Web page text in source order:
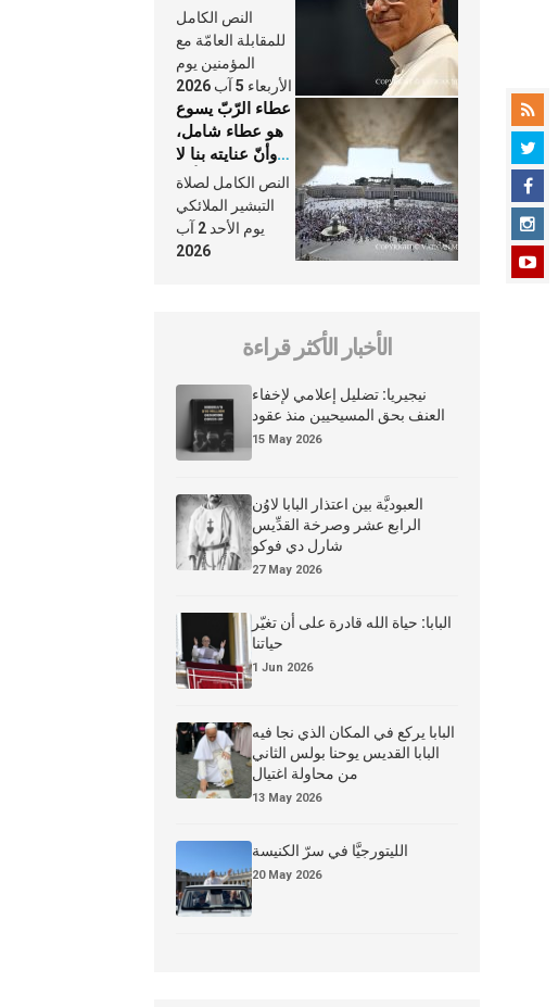
وكلّ يوم، هما
النَّفَس في حياة
الكنيسة
النص الكامل
للمقابلة العامّة مع
المؤمنين يوم
الأربعاء 5 آب 2026
عطاء الرّبّ يسوع
هو عطاء شامل،
وأنّ عنايته بنا لا
تغيب عنّا أبدًا
النص الكامل لصلاة
التبشير الملائكي
يوم الأحد 2 آب
2026
الأخبار الأكثر قراءة
نيجيريا: تضليل إعلامي لإخفاء
العنف بحق المسيحيين منذ عقود
15 May 2026
العبوديَّة بين اعتذار البابا لاوُن
الرابع عشر وصرخة القدِّيس
شارل دي فوكو
27 May 2026
البابا: حياة الله قادرة على أن تغيّر
حياتنا
1 Jun 2026
البابا يركع في المكان الذي نجا فيه
البابا القديس يوحنا بولس الثاني
من محاولة اغتيال
13 May 2026
الليتورجيَّا في سرّ الكنيسة
20 May 2026